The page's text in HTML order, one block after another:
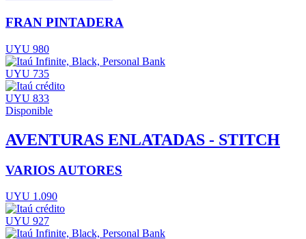
FRAN PINTADERA
UYU 980
UYU 735
UYU 833
Disponible
AVENTURAS ENLATADAS - STITCH
VARIOS AUTORES
UYU 1.090
UYU 927